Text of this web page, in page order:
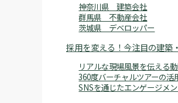
神奈川県 建築会社
群馬県 不動産会社
茨城県 デベロッパー
採用を変える！今注目の建築
リアルな現場風景を伝える
360度バーチャルツアーの活
SNSを通じたエンゲージメ